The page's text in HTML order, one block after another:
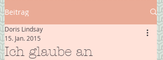
Beitrag
Ich glaube an
Doris Lindsay
15. Jan. 2015